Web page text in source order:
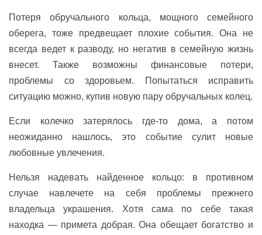
Потеря обручального кольца, мощного семейного
оберега, тоже предвещает плохие события. Она не
всегда ведет к разводу, но негатив в семейную жизнь
внесет. Также возможны финансовые потери,
проблемы со здоровьем. Попытаться исправить
ситуацию можно, купив новую пару обручальных колец.
Если колечко затерялось где-то дома, а потом
неожиданно нашлось, это событие сулит новые
любовные увлечения.
Нельзя надевать найденное кольцо: в противном
случае навлечете на себя проблемы прежнего
владельца украшения. Хотя сама по себе такая
находка — примета добрая. Она обещает богатство и